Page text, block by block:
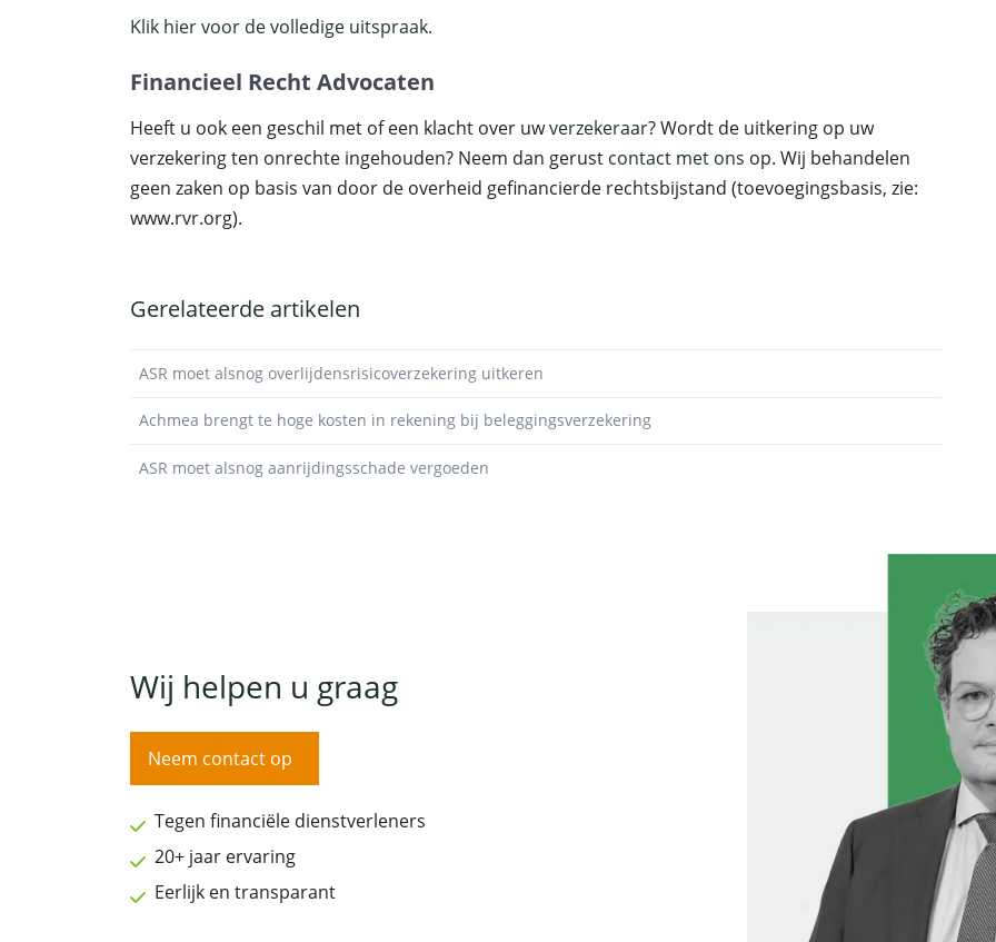
Klik hier voor de volledige uitspraak.
Financieel Recht Advocaten
Heeft u ook een geschil met of een klacht over uwverzekeraar? Wordt de uitkering op uw
verzekering ten onrechte ingehouden? Neem dan gerust contact met ons op. Wij behandelen
geen zaken op basis van door de overheid gefinancierde rechtsbijstand (toevoegingsbasis, zie:
www.rvr.org).
Gerelateerde artikelen
ASR moet alsnog overlijdensrisicoverzekering uitkeren
Achmea brengt te hoge kosten in rekening bij beleggingsverzekering
ASR moet alsnog aanrijdingsschade vergoeden
Wij helpen u graag
Neem contact op
Tegen financiële dienstverleners
20+ jaar ervaring
Eerlijk en transparant